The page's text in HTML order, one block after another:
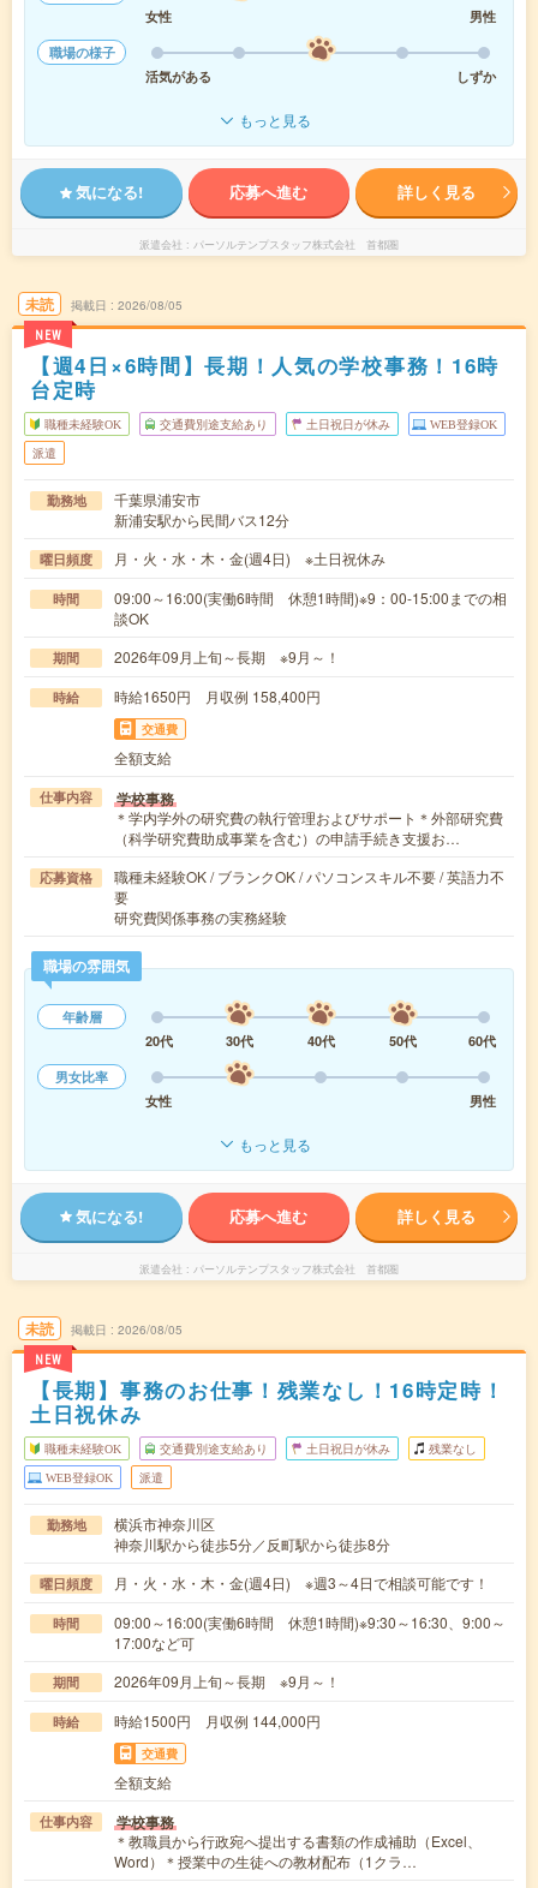
女性
男性
職場の様子
活気がある
しずか
もっと見る
気になる! 応募へ進む 詳しく見る
派遣会社 パーソルテンプスタッフ株式会社 首都圏
未読
NEW
掲載日 2026/08/05
【週4日×6時間】長期！人気の学校事務！16時
台定時
職種未経験OK 交通費別途支給あり 土日祝日が休み WEB登録OK
派遣
勤務地
千葉県浦安市
新浦安駅から民間バス12分
曜日頻度 月・火・水・木・金(週4日) ※土日祝休み
時間
09:00～16:00(実働6時間 休憩1時間)※9：00-15:00までの相
談OK
期間 2026年09月上旬～長期 ※9月～！
時給 時給1650円 月収例 158,400円
交通費
全額支給
仕事内容 学校事務
＊学内学外の研究費の執行管理およびサポート＊外部研究費
（科学研究費助成事業を含む）の申請手続き支援お…
応募資格
職種未経験OK / ブランクOK / パソコンスキル不要 / 英語力不
要
研究費関係事務の実務経験
職場の雰囲気
年齢層
20代
30代 40代 50代
60代
男女比率
女性
男性
もっと見る
気になる! 応募へ進む 詳しく見る
派遣会社 パーソルテンプスタッフ株式会社 首都圏
未読
NEW
掲載日 2026/08/05
【長期】事務のお仕事！残業なし！16時定時！
土日祝休み
職種未経験OK 交通費別途支給あり 土日祝日が休み 残業なし
WEB登録OK 派遣
勤務地
横浜市神奈川区
神奈川駅から徒歩5分／反町駅から徒歩8分
曜日頻度 月・火・水・木・金(週4日) ※週3～4日で相談可能です！
時間
09:00～16:00(実働6時間 休憩1時間)※9:30～16:30、9:00～
17:00など可
期間 2026年09月上旬～長期 ※9月～！
時給 時給1500円 月収例 144,000円
交通費
全額支給
仕事内容 学校事務
＊教職員から行政宛へ提出する書類の作成補助（Excel、
Word）＊授業中の生徒への教材配布（1クラ…